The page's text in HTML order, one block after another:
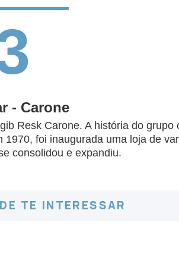
- Carone
Resk Carone. A história do
foi inaugurada uma loja de
consolidou e expandiu.
TE INTERESSAR